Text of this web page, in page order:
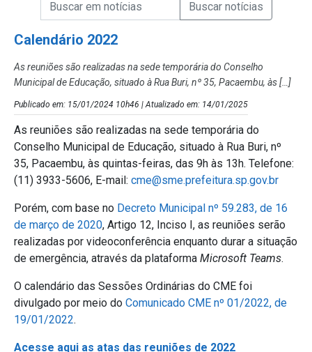
Campo de Busca de Notícias
Calendário 2022
As reuniões são realizadas na sede temporária do Conselho
Municipal de Educação, situado à Rua Buri, nº 35, Pacaembu, às […]
Publicado em: 15/01/2024 10h46 | Atualizado em: 14/01/2025
As reuniões são realizadas na sede temporária do
Conselho Municipal de Educação, situado à Rua Buri, nº
35, Pacaembu, às quintas-feiras, das 9h às 13h. Telefone:
(11) 3933-5606, E-mail: cme@sme.prefeitura.sp.gov.br
Porém, com base no Decreto Municipal nº 59.283, de 16
de março de 2020, Artigo 12, Inciso I, as reuniões serão
realizadas por videoconferência enquanto durar a situação
de emergência, através da plataforma Microsoft Teams.
O calendário das Sessões Ordinárias do CME foi
divulgado por meio do Comunicado CME nº 01/2022, de
19/01/2022.
Acesse aqui as atas das reuniões de 2022